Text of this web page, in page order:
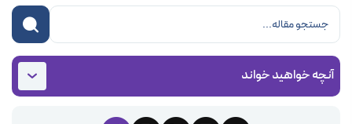
آنچه خواهید خواند